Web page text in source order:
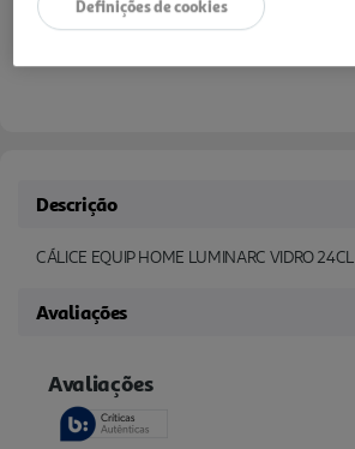
Descrição
CÁLICE EQUIP HOME LUMINARC VIDRO 24CL
Avaliações
Definições de cookies